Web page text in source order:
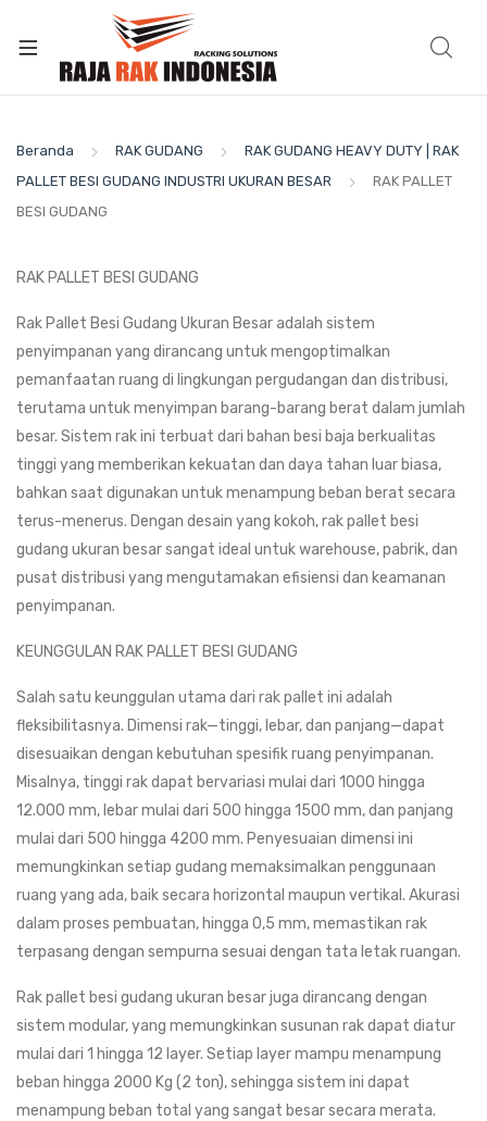
Beranda RAK GUDANG
RAK GUDANG HEAVY DUTY | RAK
PALLET BESI GUDANG INDUSTRI UKURAN BESAR
RAK PALLET
BESI GUDANG
RAK PALLET BESI GUDANG
Rak Pallet Besi Gudang Ukuran Besar adalah sistem
penyimpanan yang dirancang untuk mengoptimalkan
pemanfaatan ruang di lingkungan pergudangan dan distribusi,
terutama untuk menyimpan barang-barang berat dalam jumlah
besar. Sistem rak ini terbuat dari bahan besi baja berkualitas
tinggi yang memberikan kekuatan dan daya tahan luar biasa,
bahkan saat digunakan untuk menampung beban berat secara
terus-menerus. Dengan desain yang kokoh, rak pallet besi
gudang ukuran besar sangat ideal untuk warehouse, pabrik, dan
pusat distribusi yang mengutamakan efisiensi dan keamanan
penyimpanan.
KEUNGGULAN RAK PALLET BESI GUDANG
Salah satu keunggulan utama dari rak pallet ini adalah
fleksibilitasnya. Dimensi rak—tinggi, lebar, dan panjang—dapat
disesuaikan dengan kebutuhan spesifik ruang penyimpanan.
Misalnya, tinggi rak dapat bervariasi mulai dari 1000 hingga
12.000 mm, lebar mulai dari 500 hingga 1500 mm, dan panjang
mulai dari 500 hingga 4200 mm. Penyesuaian dimensi ini
memungkinkan setiap gudang memaksimalkan penggunaan
ruang yang ada, baik secara horizontal maupun vertikal. Akurasi
dalam proses pembuatan, hingga 0,5 mm, memastikan rak
terpasang dengan sempurna sesuai dengan tata letak ruangan.
Rak pallet besi gudang ukuran besar juga dirancang dengan
sistem modular, yang memungkinkan susunan rak dapat diatur
mulai dari 1 hingga 12 layer. Setiap layer mampu menampung
beban hingga 2000 Kg (2 ton), sehingga sistem ini dapat
menampung beban total yang sangat besar secara merata.